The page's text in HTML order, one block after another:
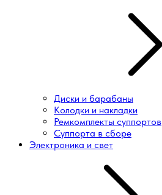
Диски и барабаны
Колодки и накладки
Ремкомплекты суппортов
Суппорта в сборе
Электроника и свет